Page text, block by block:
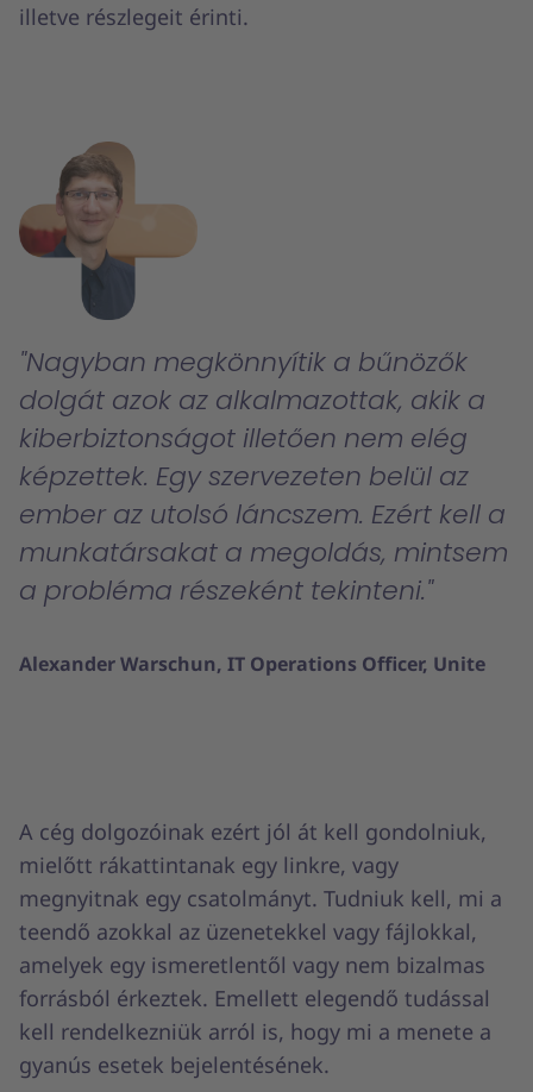
illetve részlegeit érinti.
Nagyban megkönnyítik a bűnözők
dolgát azok az alkalmazottak, akik a
kiberbiztonságot illetően nem elég
képzettek. Egy szervezeten belül az
ember az utolsó láncszem. Ezért kell a
munkatársakat a megoldás, mintsem
a probléma részeként tekinteni.
Alexander Warschun, IT Operations Officer, Unite
A cég dolgozóinak ezért jól át kell gondolniuk,
mielőtt rákattintanak egy linkre, vagy
megnyitnak egy csatolmányt. Tudniuk kell, mi a
teendő azokkal az üzenetekkel vagy fájlokkal,
amelyek egy ismeretlentől vagy nem bizalmas
forrásból érkeztek. Emellett elegendő tudással
kell rendelkezniük arról is, hogy mi a menete a
gyanús esetek bejelentésének.